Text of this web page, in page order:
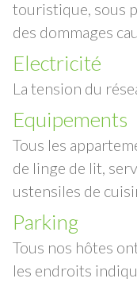
touristique, sous
des dommages
Electricité
La tension du
Equipements
Tous les
de linge de lit,
ustensiles de
Parking
Tous nos hôtes
les endroits